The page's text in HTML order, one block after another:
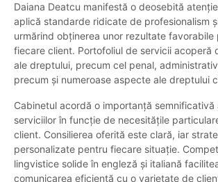
Daiana Deatcu manifestă o deosebită
aplică standarde ridicate de profesionalism
urmărind obținerea unor rezultate favorabile
fiecare client. Portofoliul de servicii acoperă
ale dreptului, precum cel penal,
precum și numeroase aspecte ale dreptului
Cabinetul acordă o importanță semnificativă
serviciilor în funcție de necesitățile
client. Consilierea oferită este clară, iar
personalizate pentru fiecare situație.
lingvistice solide în engleză și italiană
comunicarea eficientă cu o varietate de